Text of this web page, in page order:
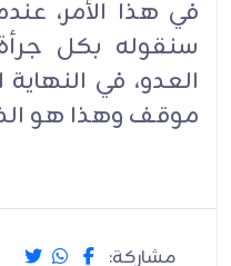
في هذا الأمر،
سنقوله بكل
العدو، في
موقف وهذا هو
مشاركة: